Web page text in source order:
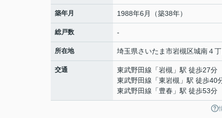
築年月 1988年6月（築38年）
総戸数 -
所在地 埼玉県さいたま市岩槻区城南４
交通 東武野田線 「岩槻 」駅 徒歩27分
東武野田線 「東岩槻 」駅 徒歩40
東武野田線 「豊春 」駅 徒歩53分